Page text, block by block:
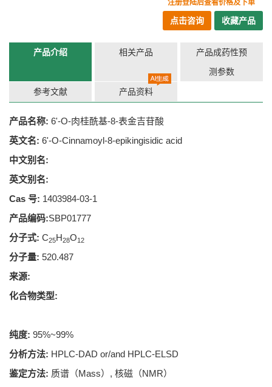
注册登陆后查看价格及下单
点击咨询 收藏产品
产品介绍 相关产品
产品成药性预
测参数
参考文献 产品资料
产品名称: 6'-O-肉桂酰基-8-表金吉苷酸
英文名: 6'-O-Cinnamoyl-8-epikingisidic acid
中文别名:
英文别名:
Cas 号: 1403984-03-1
产品编码:SBP01777
分子式: C25H28O12
分子量: 520.487
来源:
化合物类型:
纯度: 95%~99%
分析方法: HPLC-DAD or/and HPLC-ELSD
鉴定方法: 质谱（Mass）, 核磁（NMR）